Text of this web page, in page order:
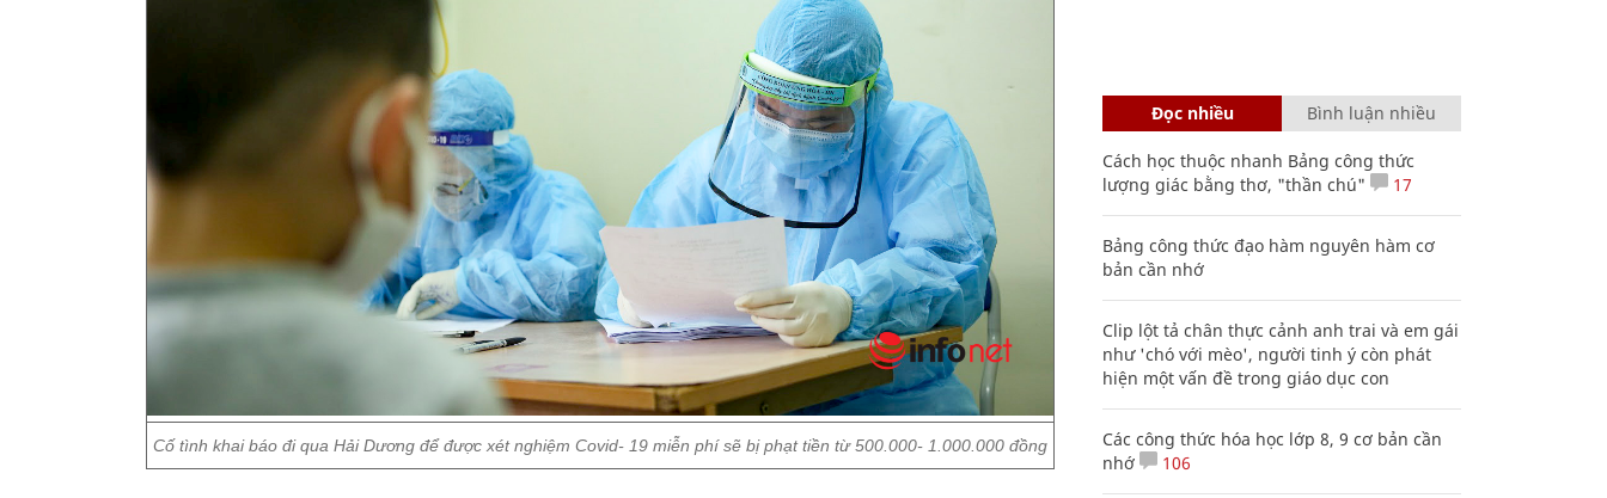
Cố tình khai báo đi qua Hải Dương để được xét nghiệm Covid- 19 miễn phí sẽ bị phạt tiền từ 500.000- 1.000.000 đồng
Đọc nhiều Bình luận nhiều
Cách học thuộc nhanh Bảng công thức
lượng giác bằng thơ, "thần chú"
17
Bảng công thức đạo hàm nguyên hàm cơ
bản cần nhớ
Clip lột tả chân thực cảnh anh trai và em gái
như 'chó với mèo', người tinh ý còn phát
hiện một vấn đề trong giáo dục con
Các công thức hóa học lớp 8, 9 cơ bản cần
nhớ
106